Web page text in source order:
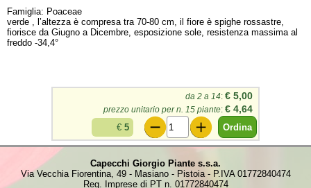
Famiglia: Poaceae
verde , l’altezza è compresa tra 70-80 cm, il fiore è spighe rossastre,
fiorisce da Giugno a Dicembre, esposizione sole, resistenza massima al
freddo -34,4°
da 2 a 14: € 5,00
prezzo unitario per n. 15 piante: € 4,64
€ 5
Capecchi Giorgio Piante s.s.a.
Via Vecchia Fiorentina, 49 - Masiano - Pistoia - P.IVA 01772840474
Reg. Imprese di PT n. 01772840474